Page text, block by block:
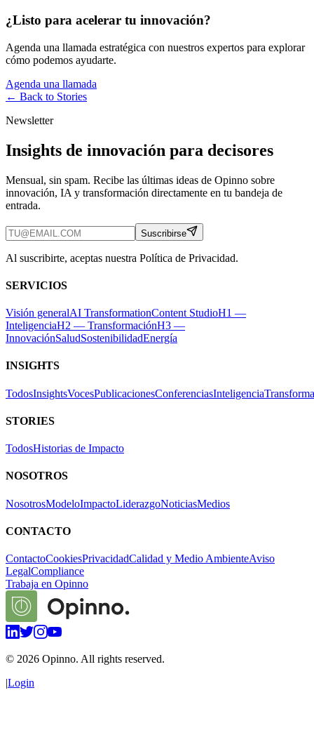
¿Listo para acelerar tu innovación?
Agenda una llamada estratégica con nuestros expertos para explorar
cómo podemos ayudarte.
Agenda una llamada
← Back to Stories
Newsletter
Insights de innovación para decisores
Mensual, sin spam. Recibe las últimas ideas de Opinno sobre
innovación, IA y transformación directamente en tu bandeja de
entrada.
Suscribirse
Al suscribirte, aceptas nuestra Política de Privacidad.
SERVICIOS
Visión generalAI TransformationContent StudioH1 —
InteligenciaH2 — TransformaciónH3 —
InnovaciónSaludSostenibilidadEnergía
INSIGHTS
TodosInsightsVocesPublicacionesConferenciasInteligencia
STORIES
TodosHistorias de Impacto
NOSOTROS
NosotrosModeloImpactoLiderazgoNoticiasMedios
CONTACTO
ContactoCookiesPrivacidadCalidad y Medio AmbienteAviso
LegalCompliance
Trabaja en Opinno
© 2026 Opinno. All rights reserved.
|Login